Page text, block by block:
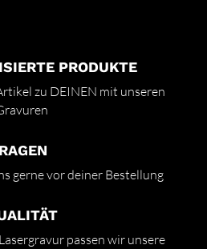
PRODUKTE
zu DEINEN mit unseren
gerne vor deiner Bestellung
passen wir unsere